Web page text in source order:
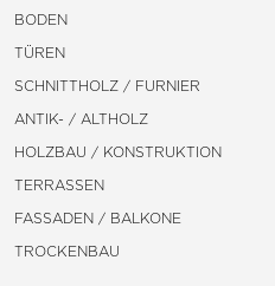
BODEN
TÜREN
SCHNITTHOLZ / FURNIER
ANTIK- / ALTHOLZ
HOLZBAU / KONSTRUKTION
TERRASSEN
FASSADEN / BALKONE
TROCKENBAU